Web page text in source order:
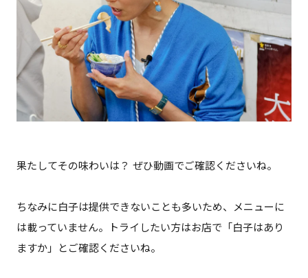
果たしてその味わいは？ ぜひ動画でご確認くださいね。
ちなみに白子は提供できないことも多いため、メニューに
は載っていません。トライしたい方はお店で「白子はあり
ますか」とご確認くださいね。